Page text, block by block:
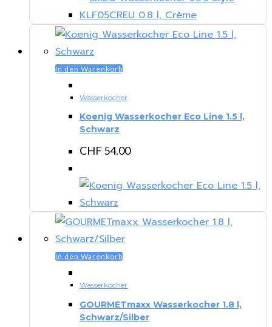
In den Warenkorb
Wasserkocher
Koenig Wasserkocher Eco Line 1.5 l,
Schwarz
CHF 54.00
In den Warenkorb
Wasserkocher
GOURMETmaxx Wasserkocher 1.8 l,
Schwarz/Silber